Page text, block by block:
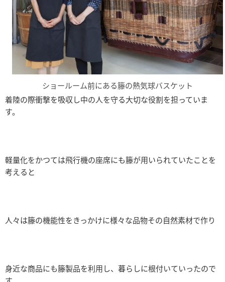
ショールーム前にある籐の熱気球バスケット
着陸の際衝撃を吸収し中の人を守る大切な役割を担っていま
す。
軽量化をかつては飛行機の座席にも籐が用いられていたことを
考えると
人々は籐の機能性をきっかけに様々な品物その自然素材で作り
身近な商品にも籐製品を利用し、暮らしに根付いていったので